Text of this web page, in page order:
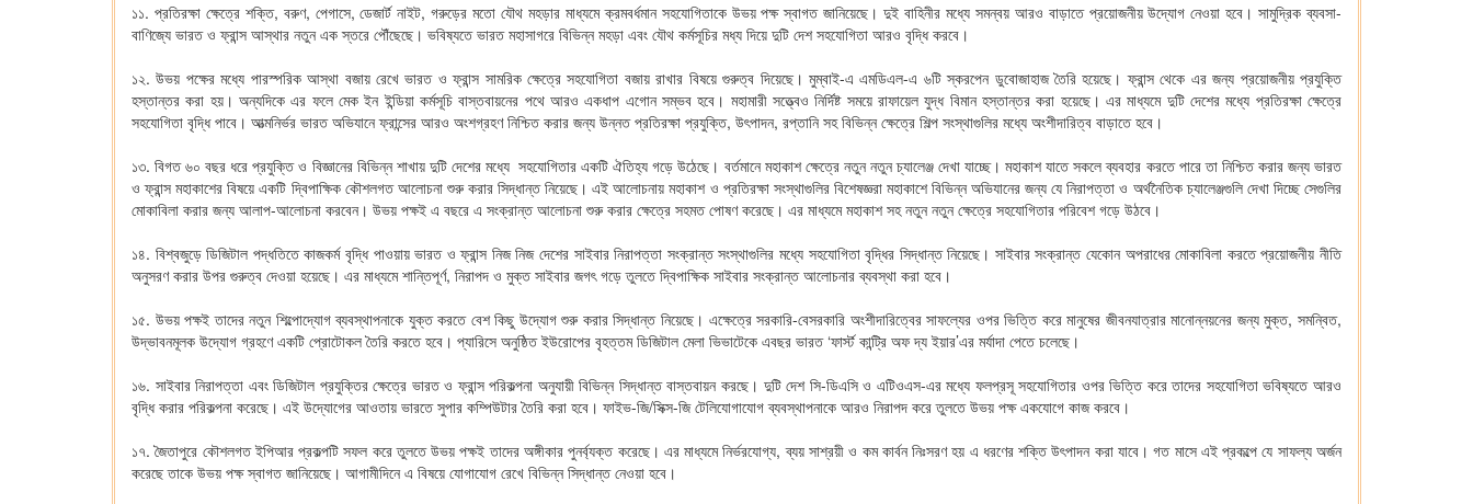
১১. প্রতিরক্ষা ক্ষেত্রে শক্তি, বরুণ, পেগাসে, ডেজার্ট নাইট, গরুড়ের মতো যৌথ মহড়ার মাধ্যমে ক্রমবর্ধমান সহযোগিতাকে উভয় পক্ষ স্বাগত জানিয়েছে। দুই বাহিনীর মধ্যে সমন্বয় আরও বাড়াতে প্রয়োজনীয় উদ্যোগ নেওয়া হবে। সামুদ্রিক ব্যবসা-
বাণিজ্যে ভারত ও ফ্রান্স আস্থার নতুন এক স্তরে পৌঁছেছে। ভবিষ্যতে ভারত মহাসাগরে বিভিন্ন মহড়া এবং যৌথ কর্মসূচির মধ্য দিয়ে দুটি দেশ সহযোগিতা আরও বৃদ্ধি করবে।
১২. উভয় পক্ষের মধ্যে পারস্পরিক আস্থা বজায় রেখে ভারত ও ফ্রান্স সামরিক ক্ষেত্রে সহযোগিতা বজায় রাখার বিষয়ে গুরুত্ব দিয়েছে। মুম্বাই-এ এমডিএল-এ ৬টি স্করপেন ডুবোজাহাজ তৈরি হয়েছে। ফ্রান্স থেকে এর জন্য প্রয়োজনীয় প্রযুক্তি
হস্তান্তর করা হয়। অন্যদিকে এর ফলে মেক ইন ইন্ডিয়া কর্মসূচি বাস্তবায়নের পথে আরও একধাপ এগোন সম্ভব হবে। মহামারী সত্ত্বেও নির্দিষ্ট সময়ে রাফায়েল যুদ্ধ বিমান হস্তান্তর করা হয়েছে। এর মাধ্যমে দুটি দেশের মধ্যে প্রতিরক্ষা ক্ষেত্রে
সহযোগিতা বৃদ্ধি পাবে। আত্মনির্ভর ভারত অভিযানে ফ্রান্সের আরও অংশগ্রহণ নিশ্চিত করার জন্য উন্নত প্রতিরক্ষা প্রযুক্তি, উৎপাদন, রপ্তানি সহ বিভিন্ন ক্ষেত্রে শিল্প সংস্থাগুলির মধ্যে অংশীদারিত্ব বাড়াতে হবে।
১৩. বিগত ৬০ বছর ধরে প্রযুক্তি ও বিজ্ঞানের বিভিন্ন শাখায় দুটি দেশের মধ্যে সহযোগিতার একটি ঐতিহ্য গড়ে উঠেছে। বর্তমানে মহাকাশ ক্ষেত্রে নতুন নতুন চ্যালেঞ্জ দেখা যাচ্ছে। মহাকাশ যাতে সকলে ব্যবহার করতে পারে তা নিশ্চিত করার জন্য ভারত
ও ফ্রান্স মহাকাশের বিষয়ে একটি দ্বিপাক্ষিক কৌশলগত আলোচনা শুরু করার সিদ্ধান্ত নিয়েছে। এই আলোচনায় মহাকাশ ও প্রতিরক্ষা সংস্থাগুলির বিশেষজ্ঞরা মহাকাশে বিভিন্ন অভিযানের জন্য যে নিরাপত্তা ও অর্থনৈতিক চ্যালেঞ্জগুলি দেখা দিচ্ছে সেগুলির
মোকাবিলা করার জন্য আলাপ-আলোচনা করবেন। উভয় পক্ষই এ বছরে এ সংক্রান্ত আলোচনা শুরু করার ক্ষেত্রে সহমত পোষণ করেছে। এর মাধ্যমে মহাকাশ সহ নতুন নতুন ক্ষেত্রে সহযোগিতার পরিবেশ গড়ে উঠবে।
১৪. বিশ্বজুড়ে ডিজিটাল পদ্ধতিতে কাজকর্ম বৃদ্ধি পাওয়ায় ভারত ও ফ্রান্স নিজ নিজ দেশের সাইবার নিরাপত্তা সংক্রান্ত সংস্থাগুলির মধ্যে সহযোগিতা বৃদ্ধির সিদ্ধান্ত নিয়েছে। সাইবার সংক্রান্ত যেকোন অপরাধের মোকাবিলা করতে প্রয়োজনীয় নীতি
অনুসরণ করার উপর গুরুত্ব দেওয়া হয়েছে। এর মাধ্যমে শান্তিপূর্ণ, নিরাপদ ও মুক্ত সাইবার জগৎ গড়ে তুলতে দ্বিপাক্ষিক সাইবার সংক্রান্ত আলোচনার ব্যবস্থা করা হবে।
১৫. উভয় পক্ষই তাদের নতুন শিল্পোদ্যোগ ব্যবস্থাপনাকে যুক্ত করতে বেশ কিছু উদ্যোগ শুরু করার সিদ্ধান্ত নিয়েছে। এক্ষেত্রে সরকারি-বেসরকারি অংশীদারিত্বের সাফল্যের ওপর ভিত্তি করে মানুষের জীবনযাত্রার মানোন্নয়নের জন্য মুক্ত, সমন্বিত,
উদ্ভাবনমূলক উদ্যোগ গ্রহণে একটি প্রোটোকল তৈরি করতে হবে। প্যারিসে অনুষ্ঠিত ইউরোপের বৃহত্তম ডিজিটাল মেলা ভিভাটেকে এবছর ভারত ‘ফার্স্ট কান্ট্রি অফ দ্য ইয়ার’এর মর্যাদা পেতে চলেছে।
১৬. সাইবার নিরাপত্তা এবং ডিজিটাল প্রযুক্তির ক্ষেত্রে ভারত ও ফ্রান্স পরিকল্পনা অনুযায়ী বিভিন্ন সিদ্ধান্ত বাস্তবায়ন করছে। দুটি দেশ সি-ডিএসি ও এটিওএস-এর মধ্যে ফলপ্রসূ সহযোগিতার ওপর ভিত্তি করে তাদের সহযোগিতা ভবিষ্যতে আরও
বৃদ্ধি করার পরিকল্পনা করেছে। এই উদ্যোগের আওতায় ভারতে সুপার কম্পিউটার তৈরি করা হবে। ফাইভ-জি/সিক্স-জি টেলিযোগাযোগ ব্যবস্থাপনাকে আরও নিরাপদ করে তুলতে উভয় পক্ষ একযোগে কাজ করবে।
১৭. জৈতাপুরে কৌশলগত ইপিআর প্রকল্পটি সফল করে তুলতে উভয় পক্ষই তাদের অঙ্গীকার পুনর্ব্যক্ত করেছে। এর মাধ্যমে নির্ভরযোগ্য, ব্যয় সাশ্রয়ী ও কম কার্বন নিঃসরণ হয় এ ধরণের শক্তি উৎপাদন করা যাবে। গত মাসে এই প্রকল্পে যে সাফল্য অর্জন
করেছে তাকে উভয় পক্ষ স্বাগত জানিয়েছে। আগামীদিনে এ বিষয়ে যোগাযোগ রেখে বিভিন্ন সিদ্ধান্ত নেওয়া হবে।